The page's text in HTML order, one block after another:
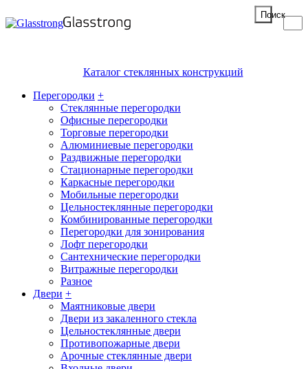
Поиск
Каталог стеклянных конструкций
Перегородки +
Стеклянные перегородки
Офисные перегородки
Торговые перегородки
Алюминиевые перегородки
Раздвижные перегородки
Стационарные перегородки
Каркасные перегородки
Мобильные перегородки
Цельностеклянные перегородки
Комбинированные перегородки
Перегородки для зонирования
Лофт перегородки
Сантехнические перегородки
Витражные перегородки
Разное
Двери +
Маятниковые двери
Двери из закаленного стекла
Цельностеклянные двери
Противопожарные двери
Арочные стеклянные двери